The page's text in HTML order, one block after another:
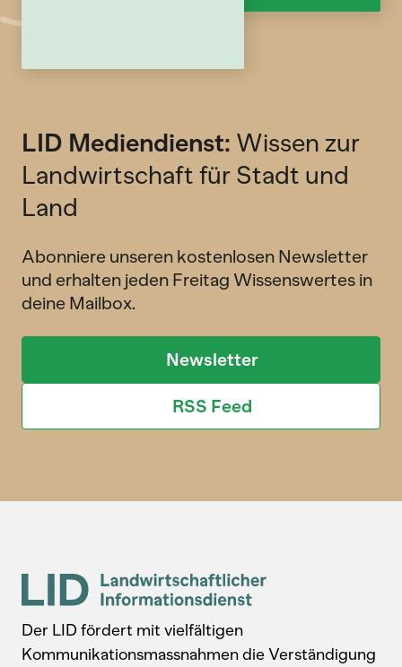
LID Mediendienst: Wissen zur
Landwirtschaft für Stadt und
Land
Abonniere unseren kostenlosen Newsletter
und erhalten jeden Freitag Wissenswertes in
deine Mailbox.
Newsletter
RSS Feed
Der LID fördert mit vielfältigen
Kommunikationsmassnahmen die Verständigung